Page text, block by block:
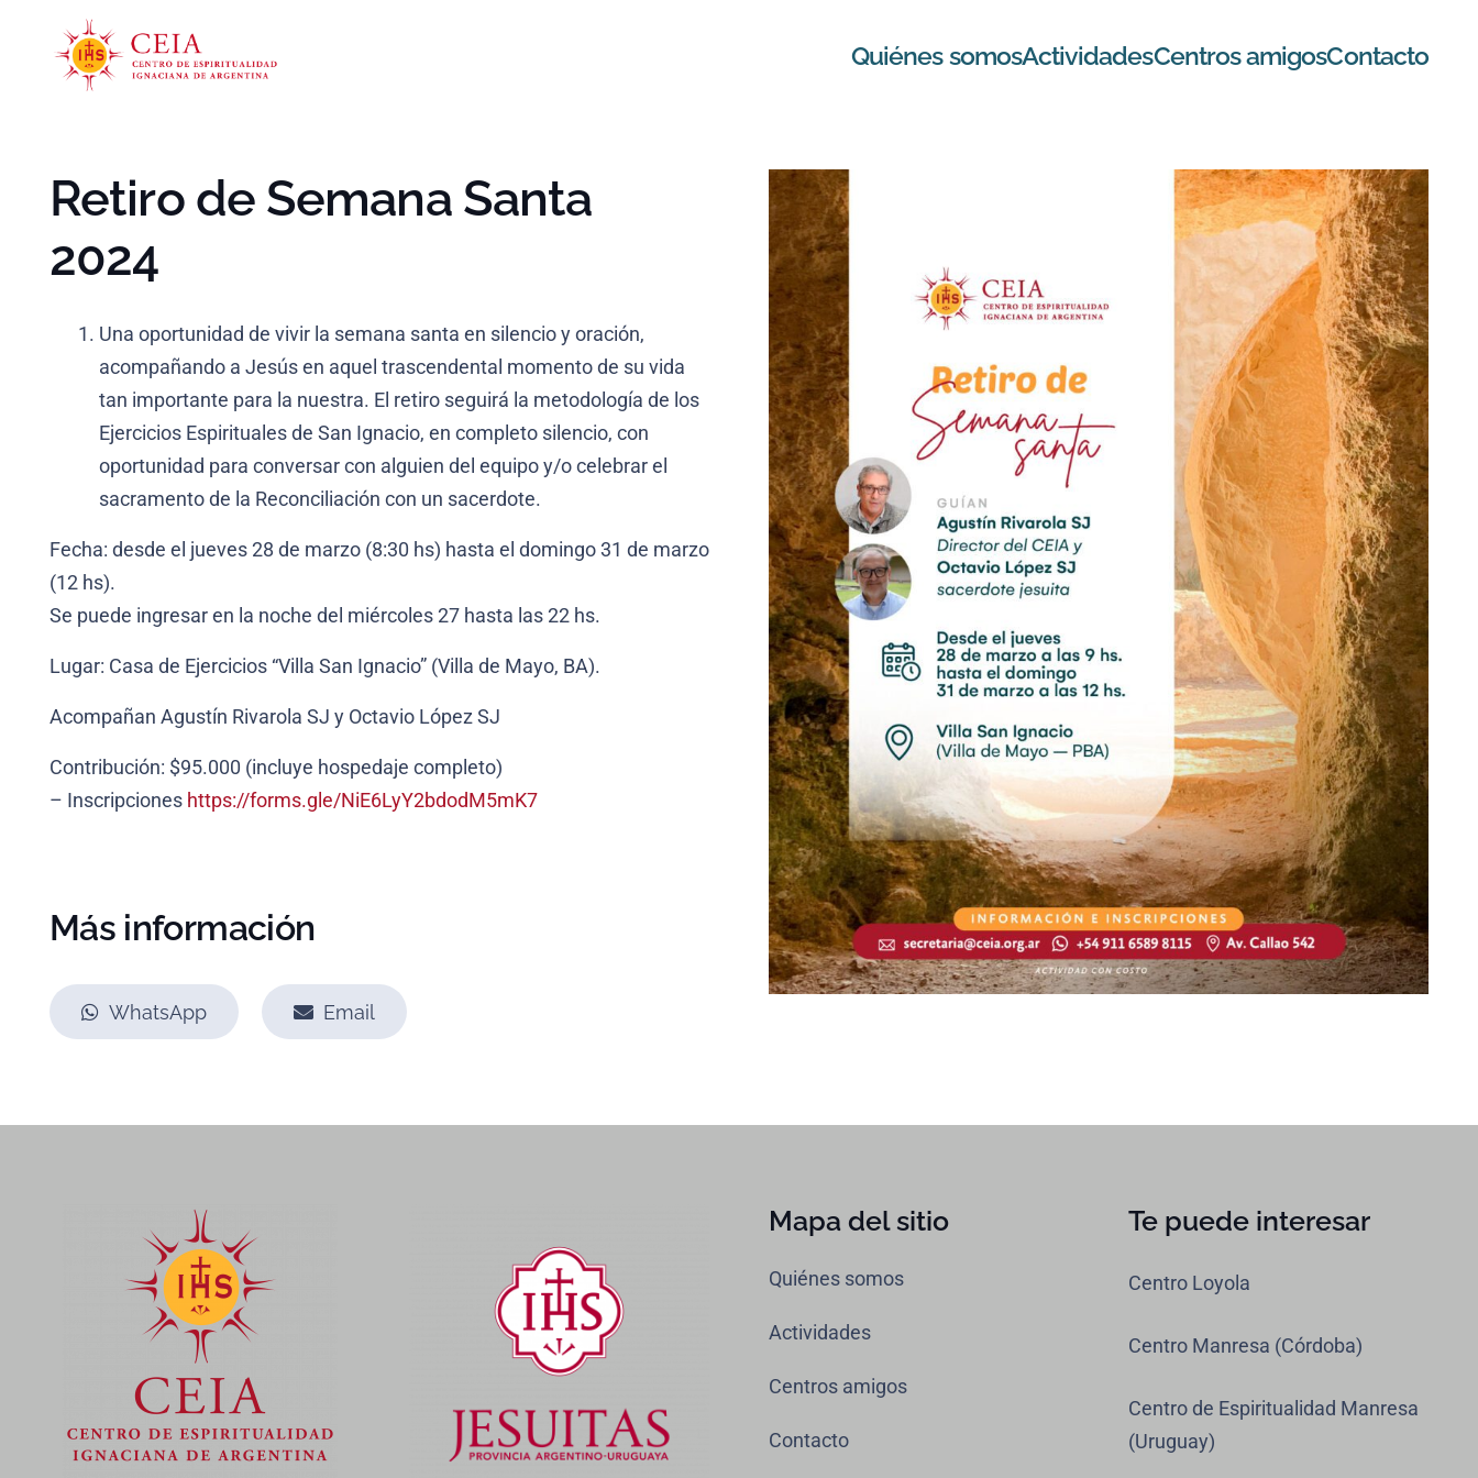
Quiénes somosActividadesCentros amigosContacto
Retiro de Semana Santa
2024
Una oportunidad de vivir la semana santa en silencio y oración,
acompañando a Jesús en aquel trascendental momento de su vida
tan importante para la nuestra. El retiro seguirá la metodología de los
Ejercicios Espirituales de San Ignacio, en completo silencio, con
oportunidad para conversar con alguien del equipo y/o celebrar el
sacramento de la Reconciliación con un sacerdote.
Fecha: desde el jueves 28 de marzo (8:30 hs) hasta el domingo 31 de marzo
(12 hs).
Se puede ingresar en la noche del miércoles 27 hasta las 22 hs.
Lugar: Casa de Ejercicios “Villa San Ignacio” (Villa de Mayo, BA).
Acompañan Agustín Rivarola SJ y Octavio López SJ
Contribución: $95.000 (incluye hospedaje completo)
– Inscripciones https://forms.gle/NiE6LyY2bdodM5mK7
Más información
WhatsApp Email
Mapa del sitio
Quiénes somos
Actividades
Centros amigos
Contacto
Te puede interesar
Centro Loyola
Centro Manresa (Córdoba)
Centro de Espiritualidad Manresa
(Uruguay)